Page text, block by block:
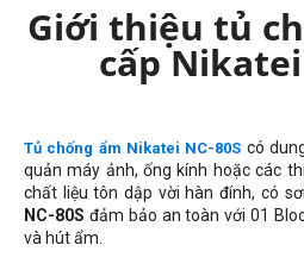
Giới thiệu tủ
cấp Nikatei
Tủ chống ẩm Nikatei NC-80S có
quản máy ảnh, ống kính hoặc các
chất liệu tôn dập vời hàn đính, có
NC-80S đảm bảo an toàn với 01
và hút ẩm.